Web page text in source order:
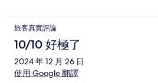
旅客真實評論
10/10 好極了
2024 年 12 月 26 日
使用 Google 翻譯